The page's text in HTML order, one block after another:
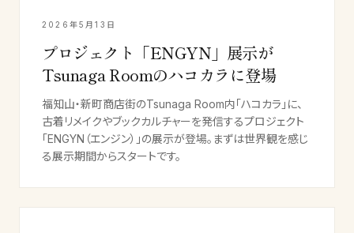
2026年5月13日
プロジェクト「ENGYN」展示が
Tsunaga Roomのハコカラに登場
福知山・新町商店街のTsunaga Room内「ハコカラ」に、
古着リメイクやブックカルチャーを発信するプロジェクト
「ENGYN（エンジン）」の展示が登場。まずは世界観を感じ
る展示期間からスタートです。